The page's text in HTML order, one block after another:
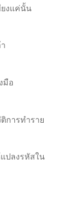
ยงแค่นั้น
มือ
การทำราย
ปลงรหัสใน